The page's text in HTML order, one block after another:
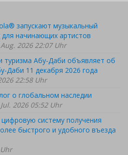
запускают музыкальный
для начинающих артистов
2026 22:07 Uhr
туризма Абу-Даби объявляет об
Даби 11 декабря 2026 года
22:58 Uhr
о глобальном наследии
2026 05:52 Uhr
систему получения
быстрого и удобного въезда